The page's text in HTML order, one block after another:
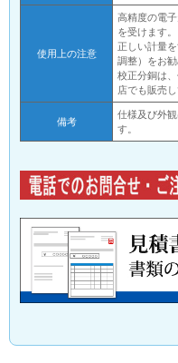
使用上の注意
高精度の電
を受けます。
正しい計量
調整）をお勧
校正分銅は
店でも販売し
備考
仕様及び外
す。